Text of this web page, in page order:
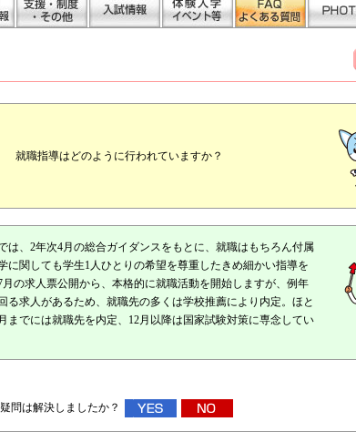
就職指導はどのように行われていますか？
は、2年次4月の総合ガイダンスをもとに、就職はもちろん付属
に関しても学生1人ひとりの希望を尊重したきめ細かい指導を
の求人票公開から、本格的に就職活動を開始しますが、例年
る求人があるため、就職先の多くは学校推薦により内定。ほと
までには就職先を内定、12月以降は国家試験対策に専念してい
疑問は解決しましたか？